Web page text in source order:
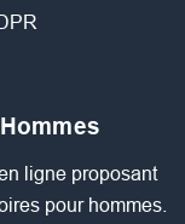
ligne proposant
pour hommes.